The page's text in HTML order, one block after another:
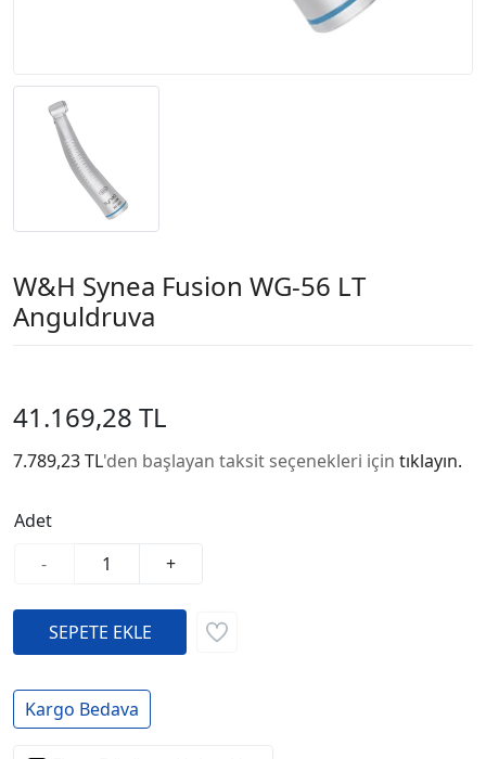
W&H Synea Fusion WG-56 LT
Anguldruva
41.169,28 TL
7.789,23 TL'den başlayan taksit seçenekleri için tıklayın.
Adet
-
+
Kargo Bedava